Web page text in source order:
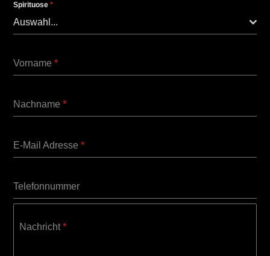
Spirituose*
Auswahl...
Vorname*
Nachname*
E-Mail Adresse*
Telefonnummer
Nachricht*